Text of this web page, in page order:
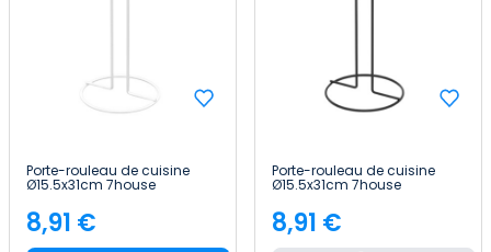
Porte-rouleau de cuisine
Ø15.5x31cm 7house
Price
8,91 €
Porte-rouleau de cuisine
Ø15.5x31cm 7house
Price
8,91 €